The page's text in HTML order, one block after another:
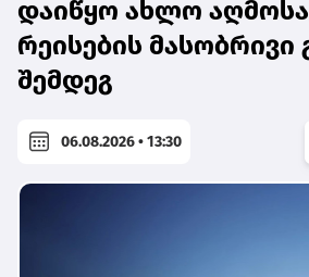
დაიწყო ახლო
რეისების მასობრივი
შემდეგ
06.08.2026 • 13:30